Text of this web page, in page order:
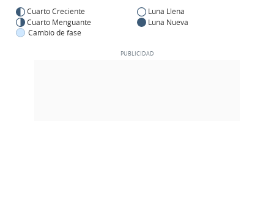
Cuarto Creciente
Luna Llena
Cuarto Menguante
Luna Nueva
Cambio de fase